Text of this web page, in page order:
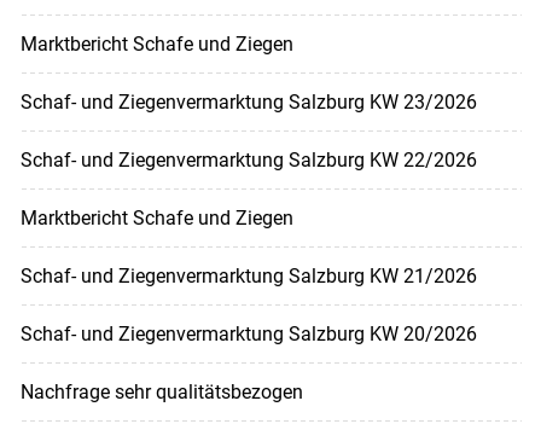
Marktbericht Schafe und Ziegen
Schaf- und Ziegenvermarktung Salzburg KW 23/2026
Schaf- und Ziegenvermarktung Salzburg KW 22/2026
Marktbericht Schafe und Ziegen
Schaf- und Ziegenvermarktung Salzburg KW 21/2026
Schaf- und Ziegenvermarktung Salzburg KW 20/2026
Nachfrage sehr qualitätsbezogen